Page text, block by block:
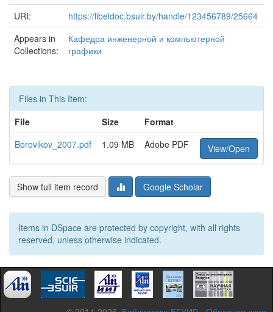
URI:
https://libeldoc.bsuir.by/handle/123456789/25664
Appears in
Collections:
Кафедра инженерной и компьютерной
графики
Files in This Item:
File
Size
Format
Borovikov_2007.pdf
1.09 MB Adobe PDF View/Open
Show full item record Google Scholar
Items in DSpace are protected by copyright, with all rights
reserved, unless otherwise indicated.